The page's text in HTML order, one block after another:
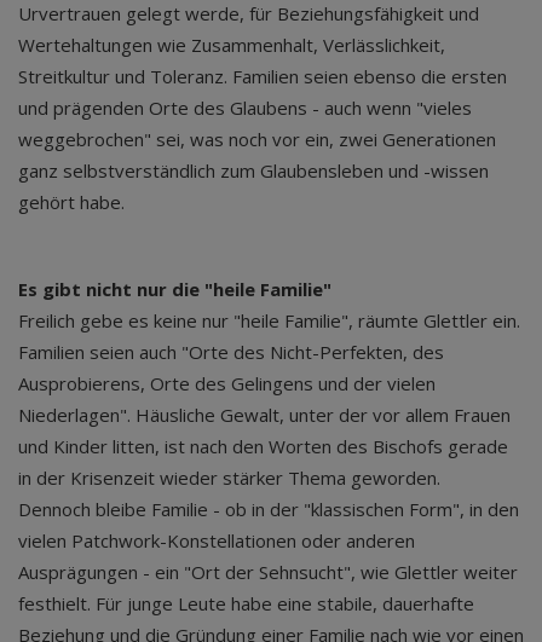
Urvertrauen gelegt werde, für Beziehungsfähigkeit und
Wertehaltungen wie Zusammenhalt, Verlässlichkeit,
Streitkultur und Toleranz. Familien seien ebenso die ersten
und prägenden Orte des Glaubens - auch wenn "vieles
weggebrochen" sei, was noch vor ein, zwei Generationen
ganz selbstverständlich zum Glaubensleben und -wissen
gehört habe.
Es gibt nicht nur die "heile Familie"
Freilich gebe es keine nur "heile Familie", räumte Glettler ein.
Familien seien auch "Orte des Nicht-Perfekten, des
Ausprobierens, Orte des Gelingens und der vielen
Niederlagen". Häusliche Gewalt, unter der vor allem Frauen
und Kinder litten, ist nach den Worten des Bischofs gerade
in der Krisenzeit wieder stärker Thema geworden.
Dennoch bleibe Familie - ob in der "klassischen Form", in den
vielen Patchwork-Konstellationen oder anderen
Ausprägungen - ein "Ort der Sehnsucht", wie Glettler weiter
festhielt. Für junge Leute habe eine stabile, dauerhafte
Beziehung und die Gründung einer Familie nach wie vor einen